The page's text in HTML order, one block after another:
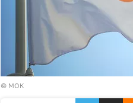
© МОК